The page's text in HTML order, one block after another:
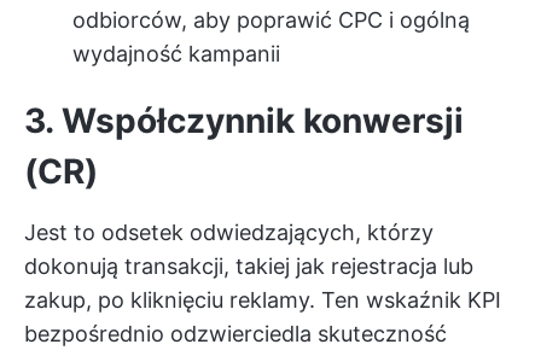
odbiorców, aby poprawić CPC i ogólną
wydajność kampanii
3. Współczynnik konwersji
(CR)
Jest to odsetek odwiedzających, którzy
dokonują transakcji, takiej jak rejestracja lub
zakup, po kliknięciu reklamy. Ten wskaźnik KPI
bezpośrednio odzwierciedla skuteczność